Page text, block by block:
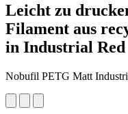
Leicht zu
Filament aus
in Industrial Red
Nobufil PETG Matt